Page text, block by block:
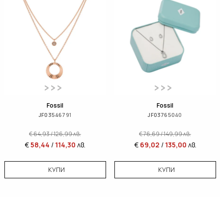
Fossil
JF03546791
€64,93/126,99лв.
€58,44 / 114,30 лв.
КУПИ
Fossil
JF03765040
€76,69/149,99лв.
€ 69,02 / 135,00 лв.
КУПИ